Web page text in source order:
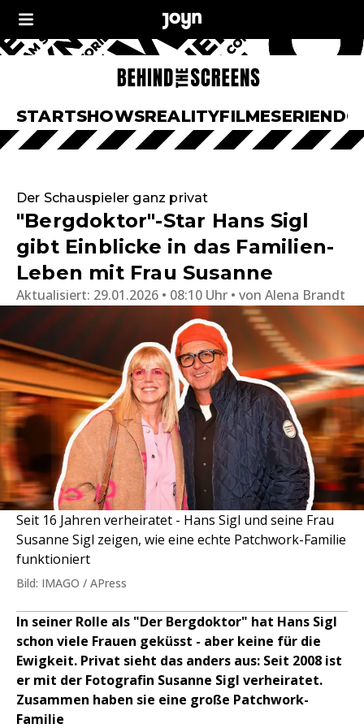
STARTSHOWSREALITYFILMESERIEN
Der Schauspieler ganz privat
"Bergdoktor"-Star Hans Sigl
gibt Einblicke in das Familien-
Leben mit Frau Susanne
Aktualisiert: 29.01.2026 • 08:10 Uhr von Alena Brandt
Seit 16 Jahren verheiratet - Hans Sigl und seine Frau
Susanne Sigl zeigen, wie eine echte Patchwork-Familie
funktioniert
Bild: IMAGO / APress
In seiner Rolle als "Der Bergdoktor" hat Hans Sigl
schon viele Frauen geküsst - aber keine für die
Ewigkeit. Privat sieht das anders aus: Seit 2008 ist
er mit der Fotografin Susanne Sigl verheiratet.
Zusammen haben sie eine große Patchwork-
Familie